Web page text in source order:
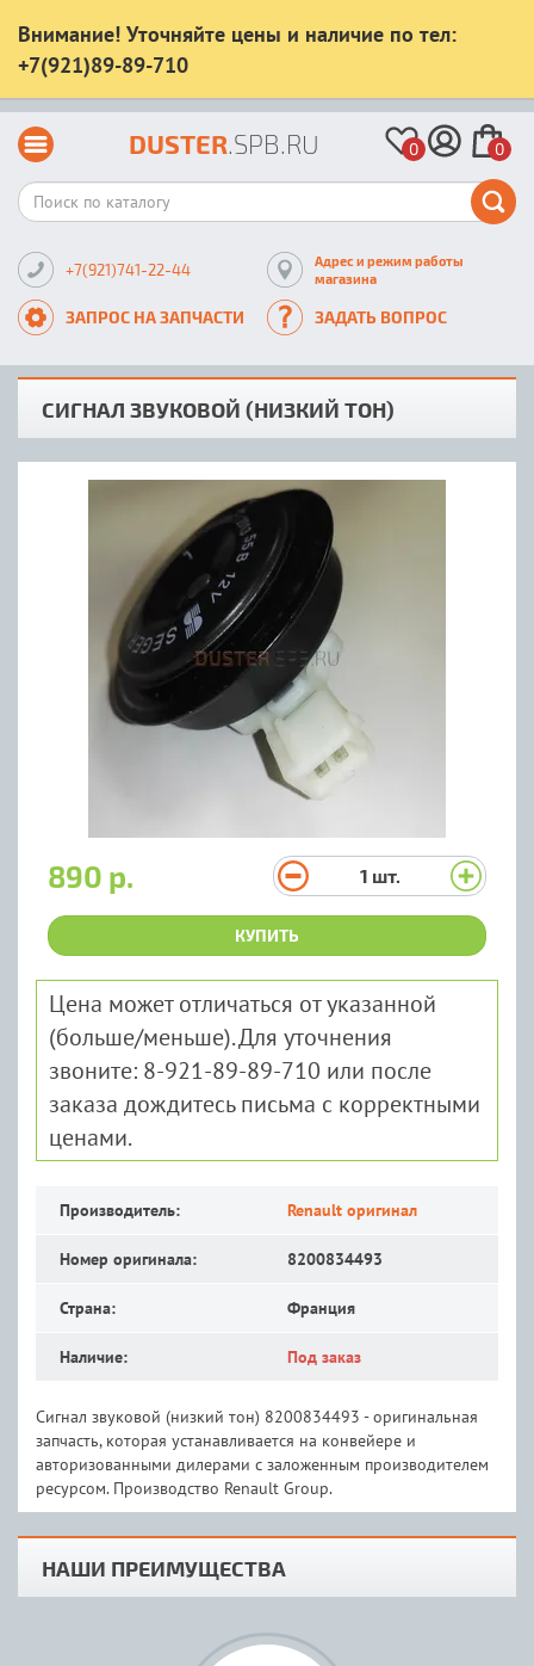
Внимание! Уточняйте цены и наличие по тел:
+7(921)89-89-710
DUSTER.SPB.RU 0 0
+7(921)741-22-44
Адрес и режим работы
магазина
ЗАПРОС НА ЗАПЧАСТИ ЗАДАТЬ ВОПРОС
СИГНАЛ ЗВУКОВОЙ (НИЗКИЙ ТОН)
890 р. 1 шт.
КУПИТЬ
Цена может отличаться от указанной
(больше/меньше). Для уточнения
звоните: 8-921-89-89-710 или после
заказа дождитесь письма с корректными
ценами.
Производитель: Renault оригинал
Номер оригинала: 8200834493
Страна: Франция
Наличие: Под заказ
Сигнал звуковой (низкий тон) 8200834493 - оригинальная
запчасть, которая устанавливается на конвейере и
авторизованными дилерами с заложенным производителем
ресурсом. Производство Renault Group.
НАШИ ПРЕИМУЩЕСТВА